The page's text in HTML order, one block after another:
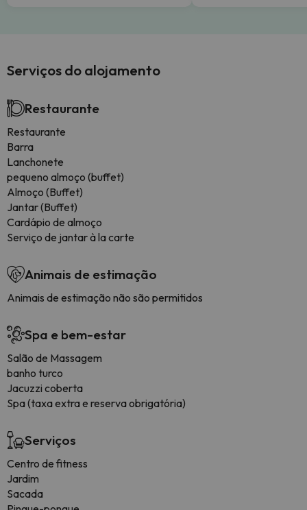
Serviços do alojamento
Restaurante
Restaurante
Barra
Lanchonete
pequeno almoço (buffet)
Almoço (Buffet)
Jantar (Buffet)
Cardápio de almoço
Serviço de jantar à la carte
Animais de estimação
Animais de estimação não são permitidos
Spa e bem-estar
Salão de Massagem
banho turco
Jacuzzi coberta
Spa (taxa extra e reserva obrigatória)
Serviços
Centro de fitness
Jardim
Sacada